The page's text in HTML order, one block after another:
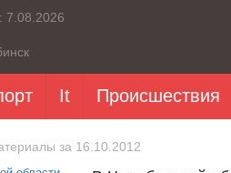
7.08.2026
It Происшествия
за 16.10.2012